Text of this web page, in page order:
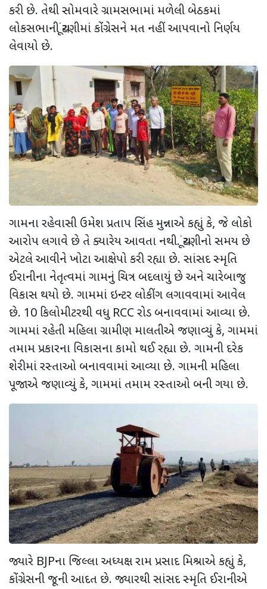
કરી છે. તેથી સોમવારે ગ્રામસભામાં મળેલી બેઠકમાં
લોકસભાની ચૂંટણીમાં કોંગ્રેસને મત નહીં આપવાનો નિર્ણય
લેવાયો છે.
ગામના રહેવાસી ઉમેશ પ્રતાપ સિંહ મુન્નાએ કહ્યું કે, જે લોકો
આરોપ લગાવે છે તે ક્યારેય આવતા નથી. ચૂંટણીનો સમય છે
એટલે આવીને ખોટા આક્ષેપો કરી રહ્યા છે. સાંસદ સ્મૃતિ
ઈરાનીના નેતૃત્વમાં ગામનું ચિત્ર બદલાયું છે અને ચારેબાજુ
વિકાસ થયો છે. ગામમાં ઇન્ટર લોકીંગ લગાવવામાં આવેલ
છે. 10 કિલોમીટરથી વધુ RCC રોડ બનાવવામાં આવ્યા છે.
ગામમાં રહેતી મહિલા ગ્રામીણ માલતીએ જણાવ્યું કે, ગામમાં
તમામ પ્રકારના વિકાસના કામો થઈ રહ્યા છે. ગામની દરેક
શેરીમાં રસ્તાઓ બનાવવામાં આવ્યા છે. ગામની મહિલા
પૂજાએ જણાવ્યું કે, ગામમાં તમામ રસ્તાઓ બની ગયા છે.
જ્યારે BJPના જિલ્લા અધ્યક્ષ રામ પ્રસાદ મિશ્રાએ કહ્યું કે,
કોંગ્રેસની જૂની આદત છે. જ્યારથી સાંસદ સ્મૃતિ ઈરાનીએ